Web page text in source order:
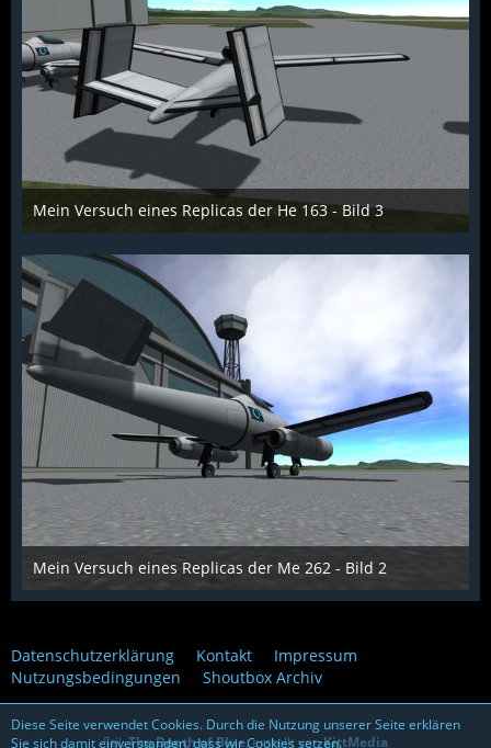
Mein Versuch eines Replicas der He 163 - Bild 3
Scarabaeus
1. Dezember 2015
986
0 0
Mein Versuch eines Replicas der Me 262 - Bild 2
Scarabaeus
1. Dezember 2015
Datenschutzerklärung Kontakt
Impressum
Nutzungsbedingungen
Shoutbox Archiv
Stil:The Depth of Blue, erstellt vonKittMedia
Diese Seite verwendet Cookies. Durch die Nutzung unserer Seite erklären
Sie sich damit einverstanden, dass wir Cookies setzen.